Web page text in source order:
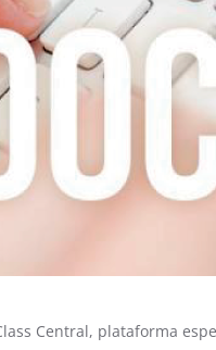
Central, plataforma